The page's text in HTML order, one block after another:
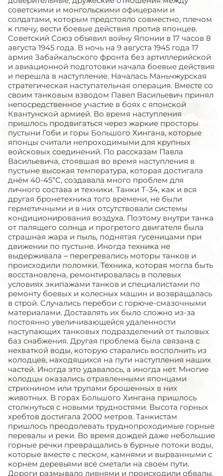
советскими и монгольскими офицерами и
солдатами, которым предстояло совместно, плечом
к плечу, вести боевые действия против японцев.
Советский Союз объявил войну Японии в 17 часов 8
августа 1945 года. В ночь на 9 августа 1945 года 17
армия Забайкальского фронта без артиллерийской
и авиационной подготовки начала боевые действия
и перешла в наступление. Началась Маньчжурская
стратегическая наступательная операция. Вместе со
своим танковым взводом Павел Васильевич принял
непосредственное участие в боях с японской
Квантунской армией. Во время наступления
пришлось продвигаться через жаркие просторы
пустыни Гоби и горы Большого Хингана, которые
японцы считали непроходимыми для крупных
войсковых соединений. По рассказам Павла
Васильевича, стоявшая во время наступления в
пустыне высокая температура, которая достигала
днём 40-45°С, создавала много проблем для
личного состава и техники. Танки Т-34, как и вся
другая бронетехника того времени, не были
герметичными и в них отсутствовали системы
кондиционирования воздуха. Поэтому внутри танка
от палящего солнца и прогретого двигателя была
страшная жара и пыль, поднятая гусеницами при
движении по пустыне. Иногда техника не
выдерживала – перегревались моторы танков и
происходили поломки. Техника, которая могла быть
восстановлена, ремонтировалась в полевых
условиях экипажами танков и специалистами по
ремонту боевых и колесных машин и возвращалась
в строй. Случались перебои с горюче-смазочными
материалами. Доставлять их было сложно из-за
постоянно увеличивающейся удаленности
наступающих танковых подразделений от тыловых
баз снабжения. Другая проблема была связана с
нехваткой воды, которую старались восполнить из
колодцев, находящихся на пути наступления наших
частей. Иногда это удавалось, а иногда нет. Многие
колодцы оказались отравленными японцами
стрихнином или трупами брошенных в них
животных. В горах Большого Хингана пришлось
столкнуться с новыми трудностями. Высота горных
хребтов достигала 2000 метров. Танкистам
пришлось преодолевать труднопроходимые горные
перевалы и реки. Во время дождей даже небольшие
горные речки превращались в бурные потоки воды,
которые вместе с песком, камнями и вырванными с
корнем деревьями всё сметали на своем пути.
Дороги размывало ливнями и происходили обвалы.